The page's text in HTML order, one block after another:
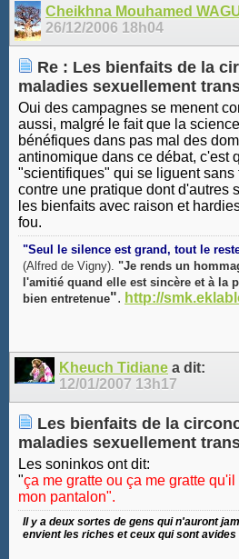
Cheikhna Mouhamed
26/12/2006 18h04
Re : Les bienfaits de la
maladies sexuellement
Oui des campagnes se menent
aussi, malgré le fait que la
bénéfiques dans pas mal des
antinomique dans ce débat, c'est
"scientifiques" qui se liguent
contre une pratique dont d'autres
les bienfaits avec raison et
fou.
"Seul le silence est grand, tout le
(Alfred de Vigny). "Je rends un
l'amitié quand elle est sincère et à la
bien entretenue". http://
Kheuch Tidiane a dit:
12/01/2007 13h17
Les bienfaits de la
maladies sexuellement
Les soninkos ont dit:
"ça me gratte ou ça me gratte
mon pantalon".
Il y a deux sortes de gens qui n'auront
envient les riches et ceux qui sont avides